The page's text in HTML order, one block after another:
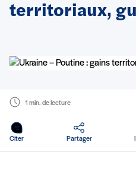
territoriaux,
1 min. de lecture
Citer Partager